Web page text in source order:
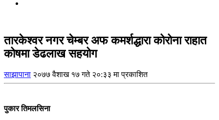
तारकेश्वर नगर चेम्बर अफ कमर्शद्धारा कोरोना राहात
कोषमा डेढलाख सहयोग
साझापाना २०७७ वैशाख १७ गते २०:३३ मा प्रकाशित
पुकार तिमलसिना